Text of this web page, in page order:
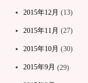
2015年12月 (13)
2015年11月 (27)
2015年10月 (30)
2015年9月 (29)